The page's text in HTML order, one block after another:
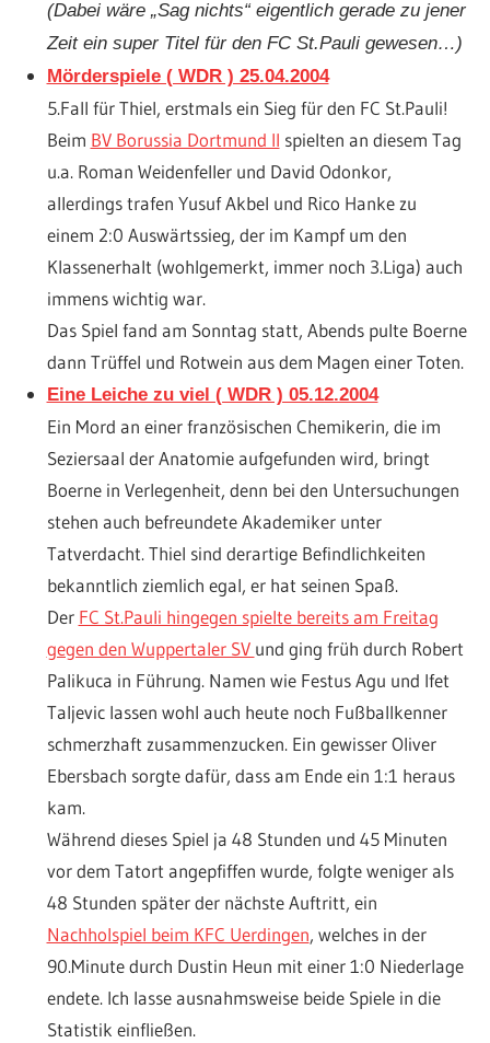
(Dabei wäre „Sag nichts“ eigentlich gerade zu jener
Zeit ein super Titel für den FC St.Pauli gewesen…)
Mörderspiele ( WDR ) 25.04.2004
5.Fall für Thiel, erstmals ein Sieg für den FC St.Pauli!
Beim BV Borussia Dortmund II spielten an diesem Tag
u.a. Roman Weidenfeller und David Odonkor,
allerdings trafen Yusuf Akbel und Rico Hanke zu
einem 2:0 Auswärtssieg, der im Kampf um den
Klassenerhalt (wohlgemerkt, immer noch 3.Liga) auch
immens wichtig war.
Das Spiel fand am Sonntag statt, Abends pulte Boerne
dann Trüffel und Rotwein aus dem Magen einer Toten.
Eine Leiche zu viel ( WDR ) 05.12.2004
Ein Mord an einer französischen Chemikerin, die im
Seziersaal der Anatomie aufgefunden wird, bringt
Boerne in Verlegenheit, denn bei den Untersuchungen
stehen auch befreundete Akademiker unter
Tatverdacht. Thiel sind derartige Befindlichkeiten
bekanntlich ziemlich egal, er hat seinen Spaß.
Der FC St.Pauli hingegen spielte bereits am Freitag
gegen den Wuppertaler SV und ging früh durch Robert
Palikuca in Führung. Namen wie Festus Agu und Ifet
Taljevic lassen wohl auch heute noch Fußballkenner
schmerzhaft zusammenzucken. Ein gewisser Oliver
Ebersbach sorgte dafür, dass am Ende ein 1:1 heraus
kam.
Während dieses Spiel ja 48 Stunden und 45 Minuten
vor dem Tatort angepfiffen wurde, folgte weniger als
48 Stunden später der nächste Auftritt, ein
Nachholspiel beim KFC Uerdingen, welches in der
90.Minute durch Dustin Heun mit einer 1:0 Niederlage
endete. Ich lasse ausnahmsweise beide Spiele in die
Statistik einfließen.